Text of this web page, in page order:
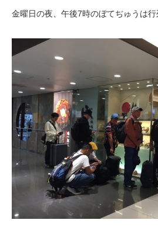
金曜日の夜、午後7時のぼてぢゅうは行